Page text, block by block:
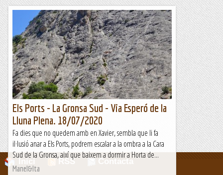
Els Ports - La Gronsa Sud - Via Esperó de la
Lluna Plena. 18/07/2020
Fa dies que no quedem amb en Xavier, sembla que li fa
il·lusió anar a Els Ports, podrem escalar a la ombra a la Cara
Sud de la Gronsa, així que baixem a dormir a Horta de...
Manel&Ita
RSS